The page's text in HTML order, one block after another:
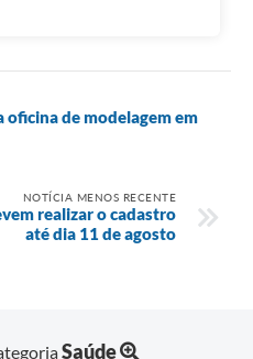
oficina de modelagem em
NOTÍCIA MENOS RECENTE
realizar o cadastro
até dia 11 de agosto
Saúde